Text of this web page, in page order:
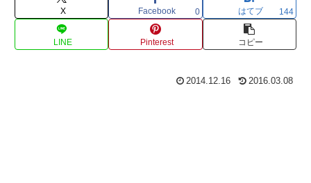
X Facebook 0 はてブ 144
LINE Pinterest コピー
2014.12.16 2016.03.08